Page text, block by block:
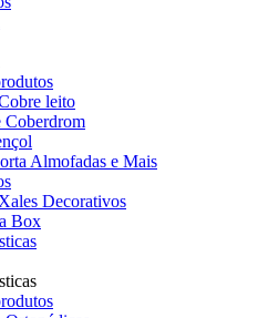
leito
Coberdrom
Almofadas e Mais
Decorativos
Box